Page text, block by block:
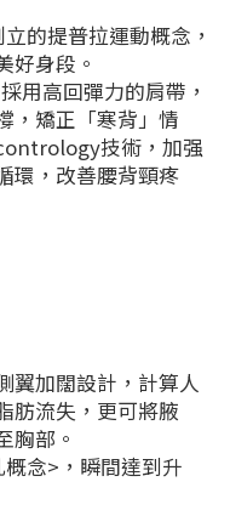
的提普拉運動概念，
好身段。
用高回彈力的肩帶，
，矯正「寒背」情
技術，加强
環，改善腰背頸疼
翼加闊設計，計算人
肪流失，更可將腋
胸部。
念>，瞬間達到升